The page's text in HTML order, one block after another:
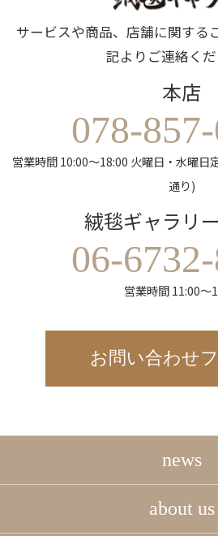
サービスや商品、店舗に関する
記よりご連絡くだ
本店
078-
営業時間 10:00～18:00 火曜日・水曜日
通り)
絨毯ギャラリ
06-
営業時間 11:00～
お問い合わせ
news
about us